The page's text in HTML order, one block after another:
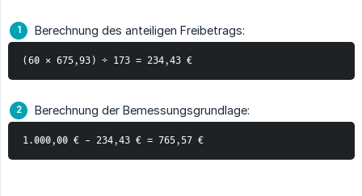
Berechnung des anteiligen Freibetrags:
(60 × 675,93) ÷ 173 = 234,43 €
Berechnung der Bemessungsgrundlage:
1.000,00 € - 234,43 € = 765,57 €